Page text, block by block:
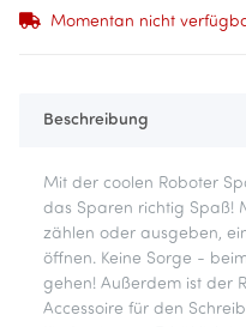
Momentan nicht
Beschreibung
Mit der coolen Roboter
das Sparen richtig Spaß!
zählen oder ausgeben,
öffnen. Keine Sorge -
gehen! Außerdem ist der
Accessoire für den